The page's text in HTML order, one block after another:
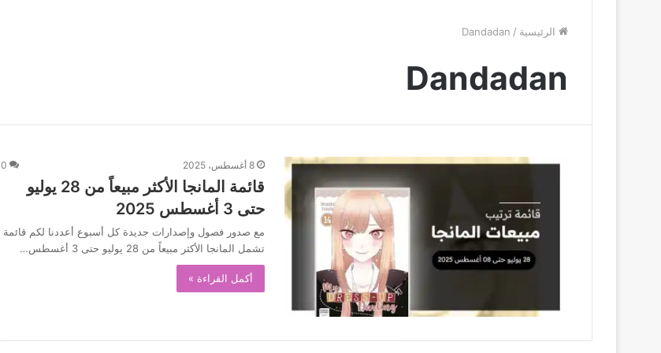
الرئيسية /
Dandadan
Dandadan
8 أغسطس، 2025 0
قائمة المانجا الأكثر مبيعاً من 28 يوليو
حتى 3 أغسطس 2025
مع صدور فصول وإصدارات جديدة كل أسبوع أعددنا لكم قائمة
تشمل المانجا الأكثر مبيعاً من 28 يوليو حتى 3 أغسطس…
أكمل القراءة »